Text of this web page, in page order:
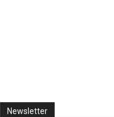
Newsletter